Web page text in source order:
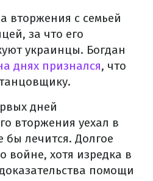
вторжения с семьей
за что его
украинцы. Богдан
днях признался, что
дней
вторжения уехал в
бы лечится. Долгое
войне, хотя изредка в
помощи